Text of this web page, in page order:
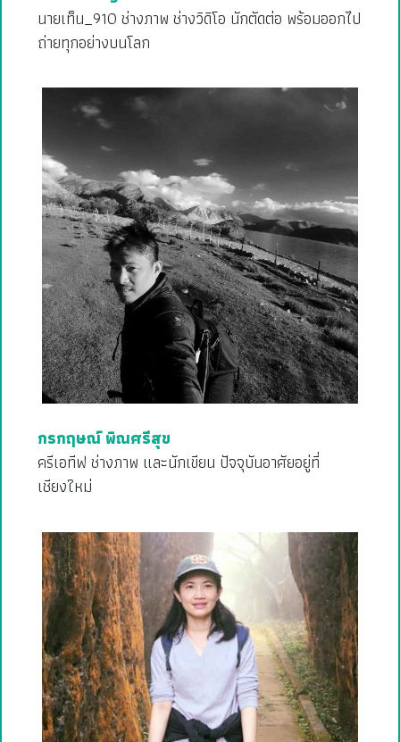
นายเท็น_910 ช่างภาพ ช่างวิดิโอ นักตัดต่อ พร้อมออกไป
ถ่ายทุกอย่างบนโลก
กรกฤษณ์ พิณศรีสุข
ครีเอทีฟ ช่างภาพ และนักเขียน ปัจจุบันอาศัยอยู่ที่
เชียงใหม่